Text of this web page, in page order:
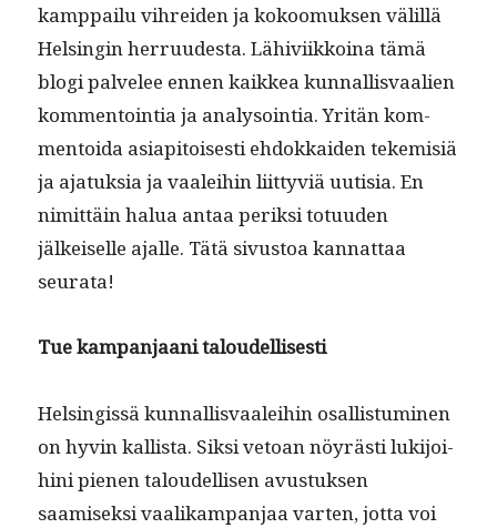
kamp­pailu vihrei­den ja kokoomuk­sen välil­lä
Helsin­gin her­ru­ud­es­ta. Lähivi­ikkoina tämä
blo­gi palvelee ennen kaikkea kun­nal­lis­vaalien
kom­men­toin­tia ja analysoin­tia. Yritän kom­
men­toi­da asi­api­tois­es­ti ehdokkaiden tekemisiä
ja ajatuk­sia ja vaalei­hin liit­tyviä uutisia. En
nimit­täin halua antaa perik­si totu­u­den
jälkeiselle ajalle. Tätä sivus­toa kan­nat­taa
seurata!
Tue kam­pan­jaani taloudellisesti
Helsingis­sä kun­nal­lis­vaalei­hin osal­lis­tu­mi­nen
on hyvin kallista. Sik­si vetoan nöyrästi luk­i­joi­
hi­ni pienen taloudel­lisen avus­tuk­sen
saamisek­si vaa­likam­pan­jaa varten, jot­ta voi